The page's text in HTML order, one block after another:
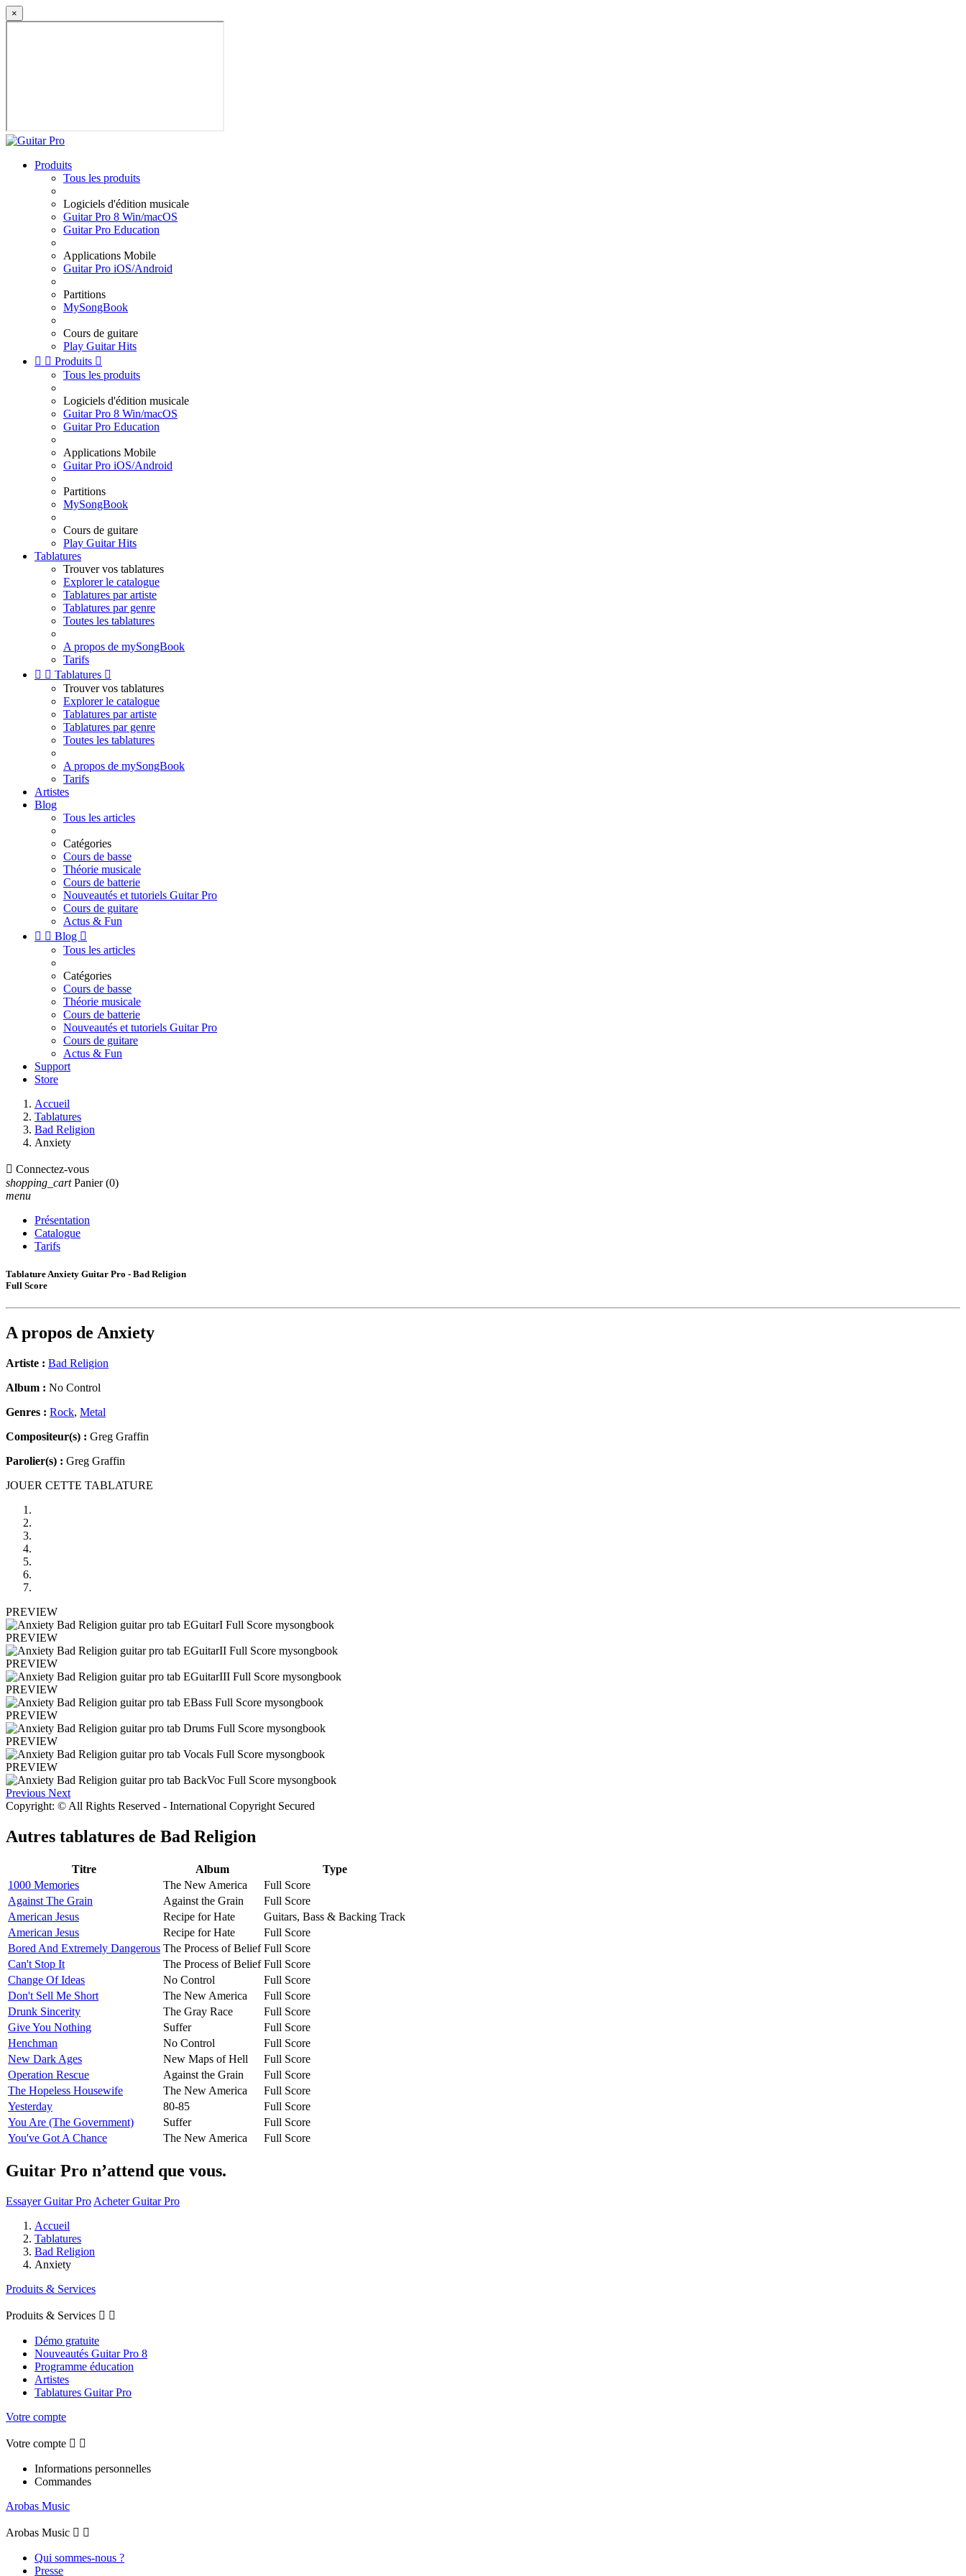
×
Produits
Tous les produits
Logiciels d'édition musicale
Guitar Pro 8 Win/macOS
Guitar Pro Education
Applications Mobile
Guitar Pro iOS/Android
Partitions
MySongBook
Cours de guitare
Play Guitar Hits
  Produits 
Tous les produits
Logiciels d'édition musicale
Guitar Pro 8 Win/macOS
Guitar Pro Education
Applications Mobile
Guitar Pro iOS/Android
Partitions
MySongBook
Cours de guitare
Play Guitar Hits
Tablatures
Trouver vos tablatures
Explorer le catalogue
Tablatures par artiste
Tablatures par genre
Toutes les tablatures
A propos de mySongBook
Tarifs
  Tablatures 
Trouver vos tablatures
Explorer le catalogue
Tablatures par artiste
Tablatures par genre
Toutes les tablatures
A propos de mySongBook
Tarifs
Artistes
Blog
Tous les articles
Catégories
Cours de basse
Théorie musicale
Cours de batterie
Nouveautés et tutoriels Guitar Pro
Cours de guitare
Actus & Fun
  Blog 
Tous les articles
Catégories
Cours de basse
Théorie musicale
Cours de batterie
Nouveautés et tutoriels Guitar Pro
Cours de guitare
Actus & Fun
Support
Store
Accueil
Tablatures
Bad Religion
Anxiety
 Connectez-vous
shopping_cart Panier (0)
menu
Présentation
Catalogue
Tarifs
Tablature Anxiety Guitar Pro - Bad Religion
Full Score
A propos de Anxiety
Artiste : Bad Religion
Album : No Control
Genres : Rock, Metal
Compositeur(s) : Greg Graffin
Parolier(s) : Greg Graffin
JOUER CETTE TABLATURE
PREVIEW
PREVIEW
PREVIEW
PREVIEW
PREVIEW
PREVIEW
PREVIEW
Previous Next
Copyright: © All Rights Reserved - International Copyright Secured
Autres tablatures de Bad Religion
Titre Album
Type
1000 Memories
The New America
Full Score
Against The Grain
Against the Grain
Full Score
American Jesus
Recipe for Hate
Guitars, Bass & Backing Track
American Jesus
Recipe for Hate
Full Score
Bored And Extremely Dangerous The Process of Belief Full Score
Can't Stop It
The Process of Belief Full Score
Change Of Ideas
No Control
Full Score
Don't Sell Me Short
The New America
Full Score
Drunk Sincerity
The Gray Race
Full Score
Give You Nothing
Suffer
Full Score
Henchman
No Control
Full Score
New Dark Ages
New Maps of Hell
Full Score
Operation Rescue
Against the Grain
Full Score
The Hopeless Housewife
The New America
Full Score
Yesterday
80-85
Full Score
You Are (The Government)
Suffer
Full Score
You've Got A Chance
The New America Full Score
Guitar Pro n’attend que vous.
Essayer Guitar Pro Acheter Guitar Pro
Accueil
Tablatures
Bad Religion
Anxiety
Produits & Services
Produits & Services  
Démo gratuite
Nouveautés Guitar Pro 8
Programme éducation
Artistes
Tablatures Guitar Pro
Votre compte
Votre compte  
Informations personnelles
Commandes
Arobas Music
Arobas Music  
Qui sommes-nous ?
Presse